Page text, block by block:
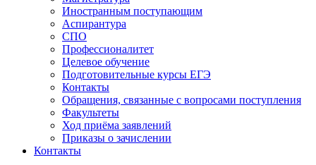
Иностранным поступающим
Аспирантура
СПО
Профессионалитет
Целевое обучение
Подготовительные курсы ЕГЭ
Контакты
Обращения, связанные с вопросами поступления
Факультеты
Ход приёма заявлений
Приказы о зачислении
Контакты